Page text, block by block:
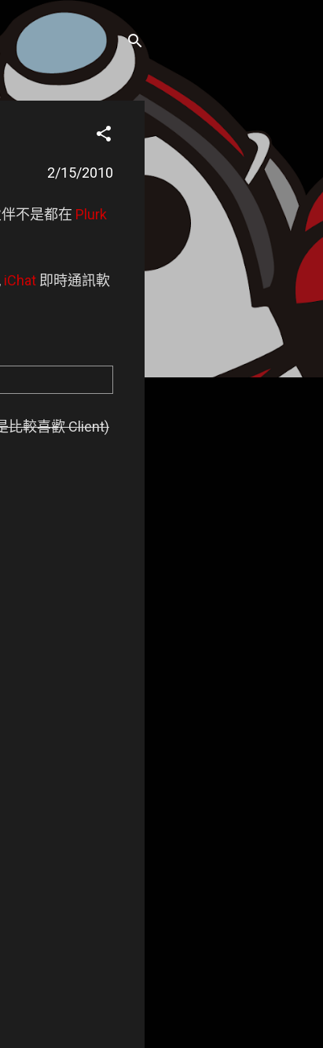
2/15/2010
不是都在 Plurk
, iChat 即時通訊軟
比較喜歡 Client)